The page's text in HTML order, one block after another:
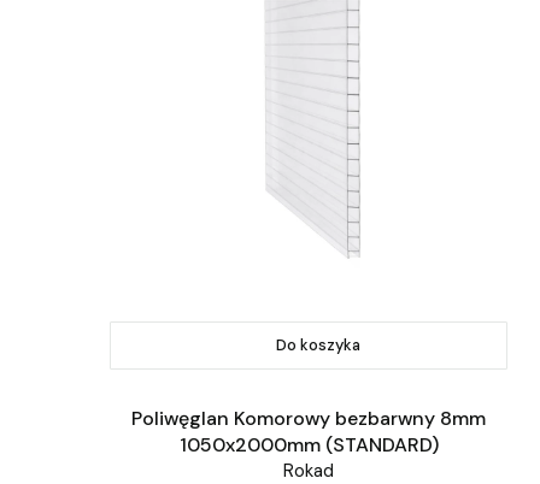
Do koszyka
Poliwęglan Komorowy bezbarwny 8mm
1050x2000mm (STANDARD)
Rokad